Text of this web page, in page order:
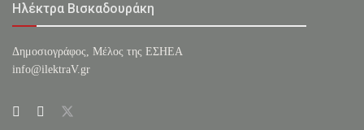
Ηλέκτρα Βισκαδουράκη
Δημοσιογράφος, Μέλος της ΕΣHΕΑ
info@ilektraV.gr